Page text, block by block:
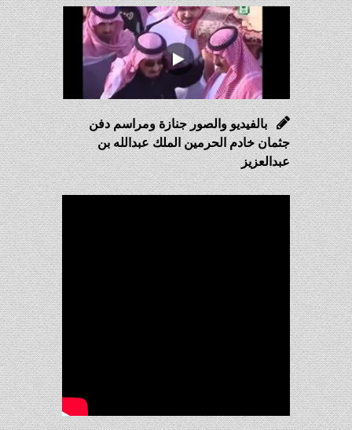
بالفيديو والصور جنازة ومراسم دفن
جثمان خادم الحرمين الملك عبدالله بن
عبدالعزيز